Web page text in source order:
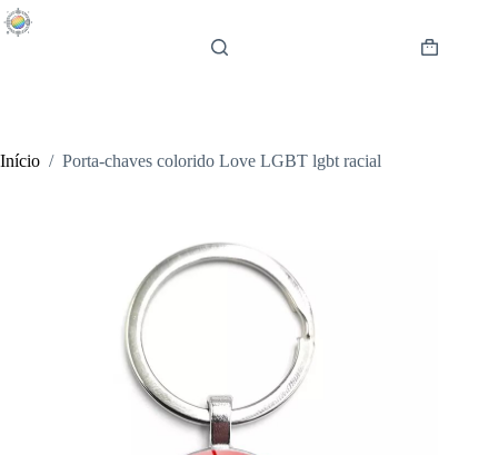
Pular
para
Carrinho
Início / Porta-chaves colorido Love LGBT lgbt racial